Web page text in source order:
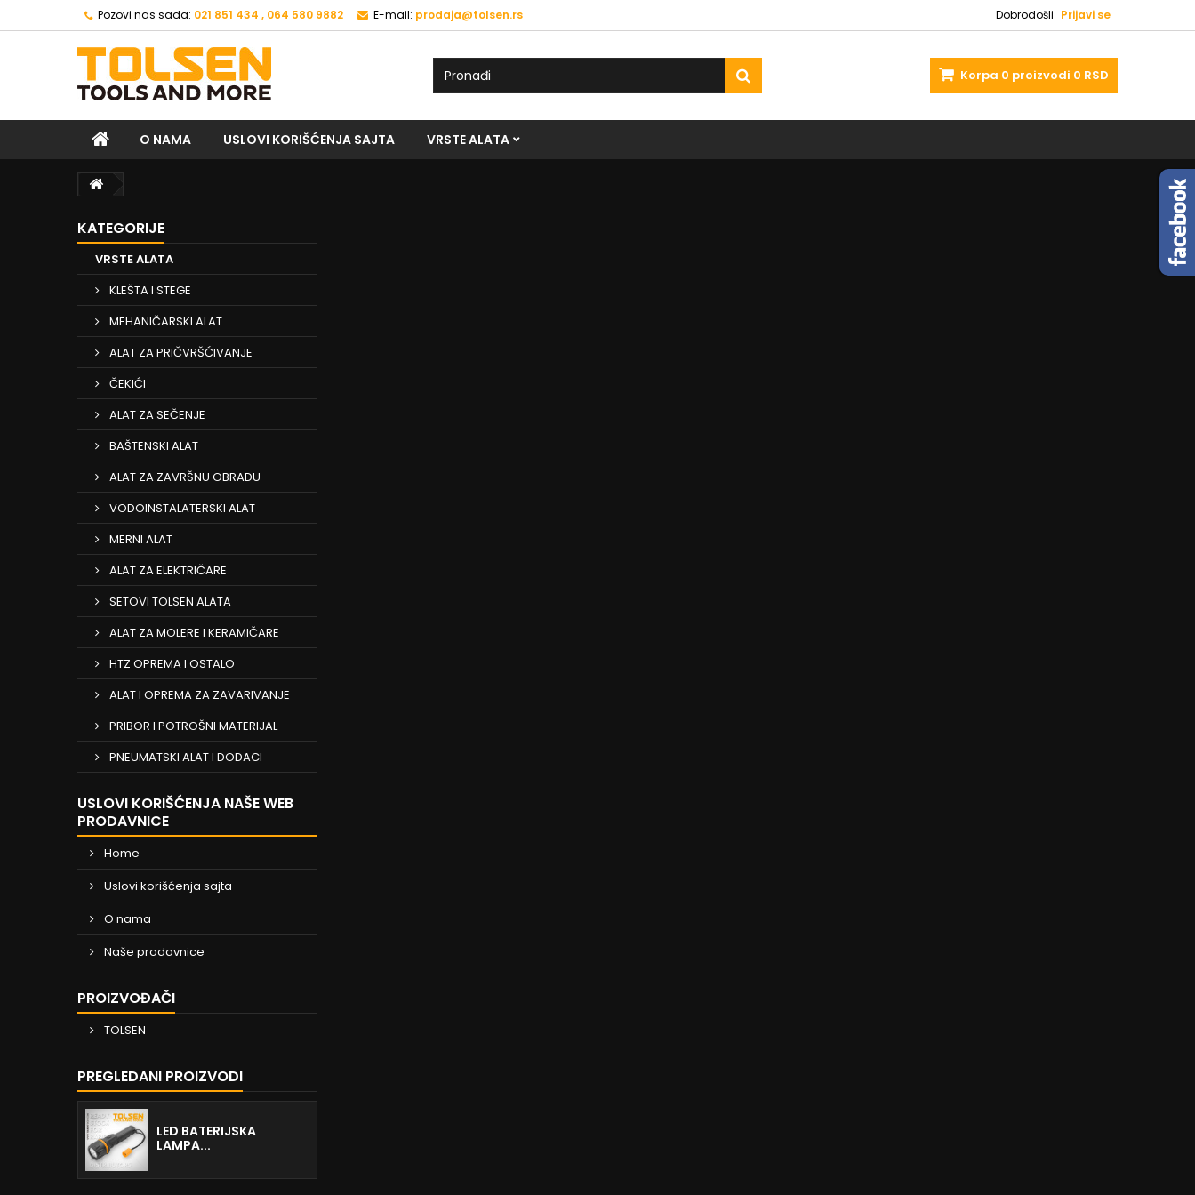
Dobrodošli Prijavi se
Pozovi nas sada: 021 851 434 , 064 580 9882 E-mail: prodaja@tolsen.rs
Korpa 0 proizvodi 0 RSD
O NAMA USLOVI KORIŠĆENJA SAJTA VRSTE ALATA
KATEGORIJE
VRSTE ALATA
KLEŠTA I STEGE
MEHANIČARSKI ALAT
ALAT ZA PRIČVRŠĆIVANJE
ČEKIĆI
ALAT ZA SEČENJE
BAŠTENSKI ALAT
ALAT ZA ZAVRŠNU OBRADU
VODOINSTALATERSKI ALAT
MERNI ALAT
ALAT ZA ELEKTRIČARE
SETOVI TOLSEN ALATA
ALAT ZA MOLERE I KERAMIČARE
HTZ OPREMA I OSTALO
ALAT I OPREMA ZA ZAVARIVANJE
PRIBOR I POTROŠNI MATERIJAL
PNEUMATSKI ALAT I DODACI
USLOVI KORIŠĆENJA NAŠE WEB
PRODAVNICE
Home
Uslovi korišćenja sajta
O nama
Naše prodavnice
PROIZVOĐAČI
TOLSEN
PREGLEDANI PROIZVODI
LED BATERIJSKA
LAMPA...